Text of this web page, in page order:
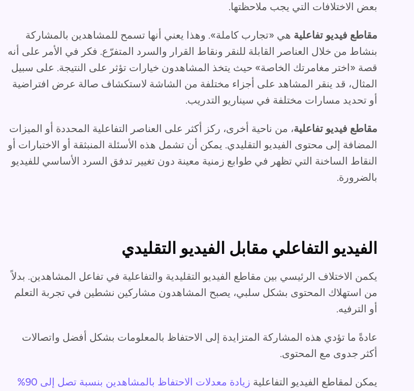
بعض الاختلافات التي يجب ملاحظتها.
مقاطع فيديو تفاعلية هي «تجارب كاملة». وهذا يعني أنها تسمح للمشاهدين بالمشاركة
بنشاط من خلال العناصر القابلة للنقر ونقاط القرار والسرد المتفرّع. فكر في الأمر على أنه
قصة «اختر مغامرتك الخاصة» حيث يتخذ المشاهدون خيارات تؤثر على النتيجة. على سبيل
المثال، قد ينقر المشاهد على أجزاء مختلفة من الشاشة لاستكشاف صالة عرض افتراضية
أو تحديد مسارات مختلفة في سيناريو التدريب.
مقاطع فيديو تفاعلية، من ناحية أخرى، ركز أكثر على العناصر التفاعلية المحددة أو الميزات
المضافة إلى محتوى الفيديو التقليدي. يمكن أن تشمل هذه الأسئلة المنبثقة أو الاختبارات أو
النقاط الساخنة التي تظهر في طوابع زمنية معينة دون تغيير تدفق السرد الأساسي للفيديو
بالضرورة.
الفيديو التفاعلي مقابل الفيديو التقليدي
يكمن الاختلاف الرئيسي بين مقاطع الفيديو التقليدية والتفاعلية في تفاعل المشاهدين. بدلاً
من استهلاك المحتوى بشكل سلبي، يصبح المشاهدون مشاركين نشطين في تجربة التعلم
أو الترفيه.
عادةً ما تؤدي هذه المشاركة المتزايدة إلى الاحتفاظ بالمعلومات بشكل أفضل واتصالات
أكثر جدوى مع المحتوى.
يمكن لمقاطع الفيديو التفاعلية زيادة معدلات الاحتفاظ بالمشاهدين بنسبة تصل إلى 90%